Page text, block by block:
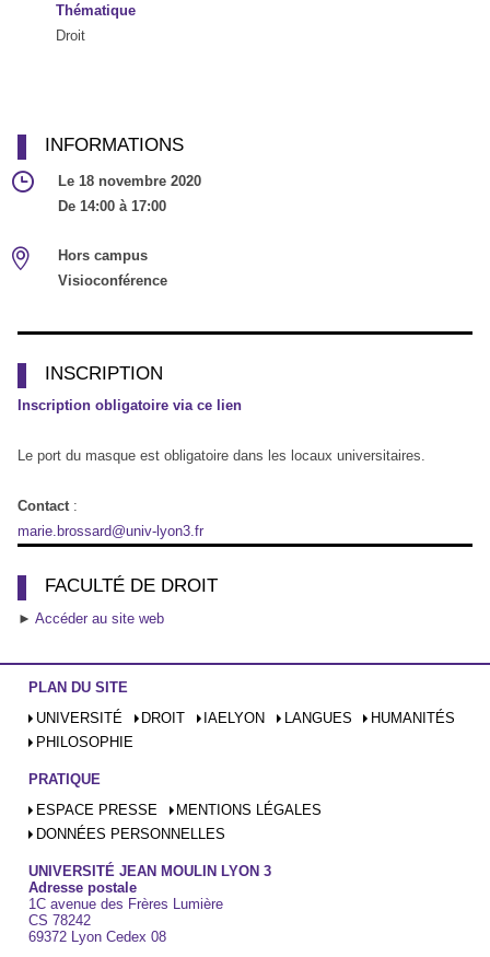
Thématique
Droit
INFORMATIONS
Le 18 novembre 2020
De 14:00 à 17:00
Hors campus
Visioconférence
INSCRIPTION
Inscription obligatoire via ce lien
Le port du masque est obligatoire dans les locaux universitaires.
Contact :
marie.brossard@univ-lyon3.fr
FACULTÉ DE DROIT
► Accéder au site web
PLAN DU SITE
UNIVERSITÉ
DROIT IAELYON LANGUES
HUMANITÉS
PHILOSOPHIE
PRATIQUE
ESPACE PRESSE
MENTIONS LÉGALES
DONNÉES PERSONNELLES
UNIVERSITÉ JEAN MOULIN LYON 3
Adresse postale
1C avenue des Frères Lumière
CS 78242
69372 Lyon Cedex 08